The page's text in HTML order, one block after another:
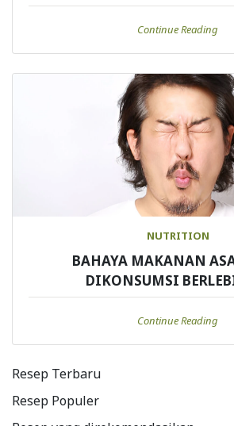
Continue Reading
NUTRITION
BAHAYA MAKANAN
DIKONSUMSI
Continue Reading
Resep Terbaru
Resep Populer